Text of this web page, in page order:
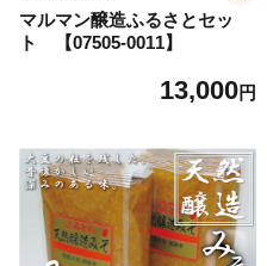
マルマン醸造ふるさとセッ
ト 【07505-0011】
13,000円